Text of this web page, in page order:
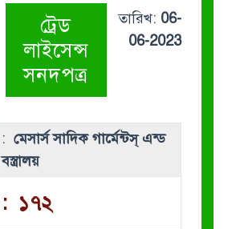
ট্রেড
লাইসেন্স
সনদপত্র
তারিখ: 06-
06-2023
: মেসার্স সাদিক গার্মেন্টস্ এন্ড
বস্ত্রালয়
: ১৭২